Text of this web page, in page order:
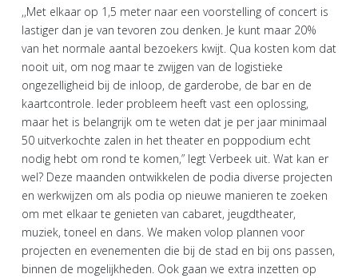
,,Met elkaar op 1,5 meter naar een voorstelling of concert is
lastiger dan je van tevoren zou denken. Je kunt maar 20%
van het normale aantal bezoekers kwijt. Qua kosten kom dat
nooit uit, om nog maar te zwijgen van de logistieke
ongezelligheid bij de inloop, de garderobe, de bar en de
kaartcontrole. Ieder probleem heeft vast een oplossing,
maar het is belangrijk om te weten dat je per jaar minimaal
50 uitverkochte zalen in het theater en poppodium echt
nodig hebt om rond te komen,” legt Verbeek uit. Wat kan er
wel? Deze maanden ontwikkelen de podia diverse projecten
en werkwijzen om als podia op nieuwe manieren te zoeken
om met elkaar te genieten van cabaret, jeugdtheater,
muziek, toneel en dans. We maken volop plannen voor
projecten en evenementen die bij de stad en bij ons passen,
binnen de mogelijkheden. Ook gaan we extra inzetten op